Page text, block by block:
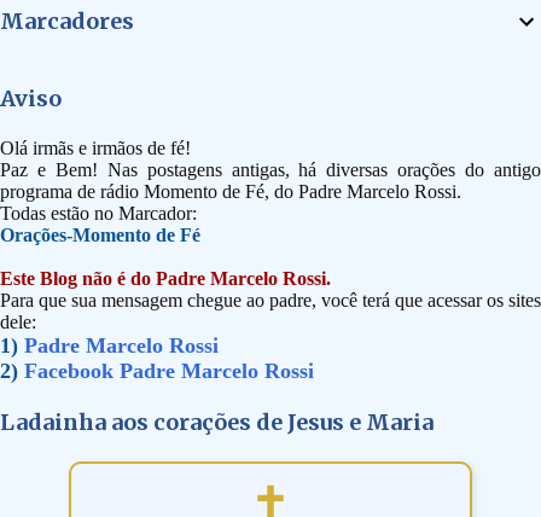
Marcadores
Aviso
Olá irmãs e irmãos de fé!
Paz e Bem! Nas postagens antigas, há diversas orações do antigo
programa de rádio Momento de Fé, do Padre Marcelo Rossi.
Todas estão no Marcador:
Orações-Momento de Fé
Este Blog não é do Padre Marcelo Rossi.
Para que sua mensagem chegue ao padre, você terá que acessar os sites
dele:
1) Padre Marcelo Rossi
2) Facebook Padre Marcelo Rossi
Ladainha aos corações de Jesus e Maria